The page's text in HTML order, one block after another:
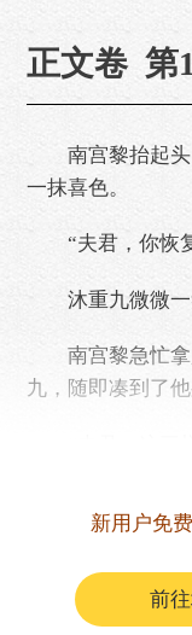
正文卷 第
南宫黎抬起头
一抹喜色。
“夫君，你恢
沐重九微微一
南宫黎急忙拿
九，随即凑到了他
“这是天元壬水
新用户免
前